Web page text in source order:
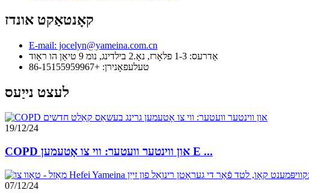
קאָנטאַקט אונדז
E-mail: jocelyn@yameina.com.cn
אַדרעס: 1-3 פלאָרז, נאָ.2 בילדינג, נומ 9 טיאַן הו ראָוד
טעלעפאָנירן: +86-15155959967
לעצט נייַעס
19/12/24
COPD און ווינטער וועטער: ווי צו אָטעמען E ...
07/12/24